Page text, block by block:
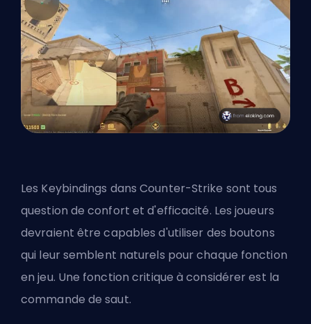
Les Keybindings dans Counter-Strike sont tous
question de confort et d'efficacité. Les joueurs
devraient être capables d'utiliser des boutons
qui leur semblent naturels pour chaque fonction
en jeu. Une fonction critique à considérer est la
commande de saut.